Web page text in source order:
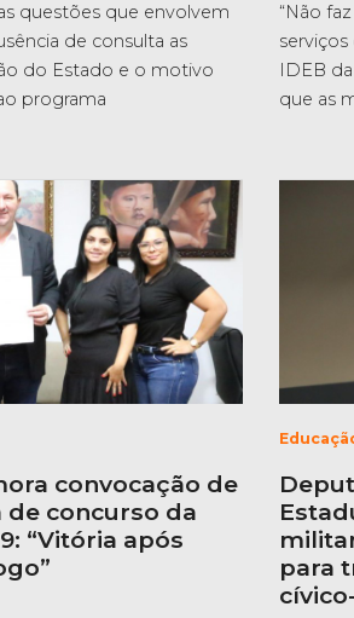
questões que envolvem
de consulta as
do Estado e o motivo
programa
“Não
IDEB
que as
convocação de
concurso da
“Vitória após
para